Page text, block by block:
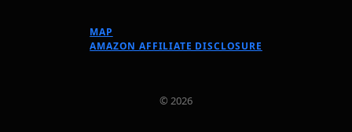
MAP
AMAZON AFFILIATE DISCLOSURE
© 2026